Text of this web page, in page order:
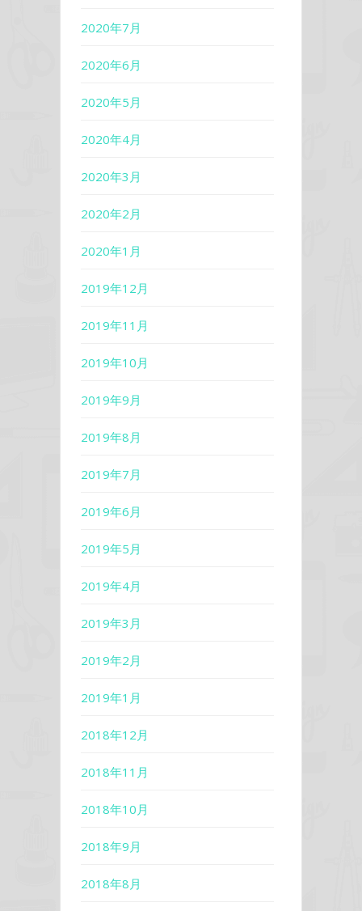
2020年7月
2020年6月
2020年5月
2020年4月
2020年3月
2020年2月
2020年1月
2019年12月
2019年11月
2019年10月
2019年9月
2019年8月
2019年7月
2019年6月
2019年5月
2019年4月
2019年3月
2019年2月
2019年1月
2018年12月
2018年11月
2018年10月
2018年9月
2018年8月